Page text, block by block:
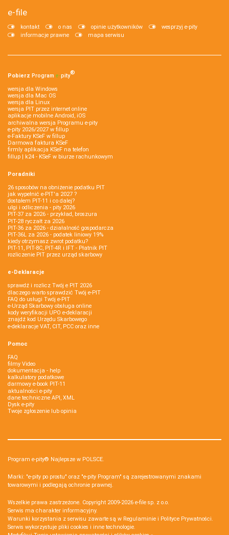
e-file
kontakt o nas opinie użytkowników
wesprzyj e-pity
informacje prawne
mapa serwisu
Pobierz Program e‑pity®
wersja dla Windows
wersja dla Mac OS
wersja dla Linux
wersja PIT przez internet online
aplikacje mobilne Android, iOS
archiwalna wersja Programu e-pity
e-pity 2026/2027 w fillup
e‑Faktury KSeF w fillup
Darmowa faktura KSeF
firmly aplikacja KSeF na telefon
fillup | k24 - KSeF w biurze rachunkowym
Poradniki
26 sposobów na obniżenie podatku PIT
jak wypełnić e-PIT'a 2027 ?
dostałem PIT-11 i co dalej?
ulgi i odliczenia - pity 2026
PIT-37 za 2026 - przykład, broszura
PIT-28 ryczałt za 2026
PIT-36 za 2026 - działalność gospodarcza
PIT-36L za 2026 - podatek liniowy 19%
kiedy otrzymasz zwrot podatku?
PIT-11, PIT-8C, PIT-4R i IFT - Płatnik PIT
rozliczenie PIT przez urząd skarbowy
e-Deklaracje
sprawdź i rozlicz Twój e PIT 2026
dlaczego warto sprawdzić Twój e-PIT
FAQ do usługi Twój e-PIT
e-Urząd Skarbowy obsługa online
kody weryfikacji UPO e-deklaracji
znajdź kod Urzędu Skarbowego
e-deklaracje VAT, CIT, PCC oraz inne
Pomoc
FAQ
filmy Video
dokumentacja - help
kalkulatory podatkowe
darmowy e-book PIT-11
aktualności e-pity
dane techniczne API, XML
Dysk e-pity
Twoje zgłoszenie lub opinia
Program e-pity® Najlepsze w POLSCE.
Marki: "e-pity po prostu" oraz "e-pity Program" są zarejestrowanymi znakami
towarowymi i podlegają ochronie prawnej.
Wszelkie prawa zastrzeżone. Copyright 2009-2026 e-file sp. z o.o.
Serwis ma charakter informacyjny.
Warunki korzystania z serwisu zawarte są w Regulaminie i Polityce Prywatności.
Serwis wykorzystuje pliki cookies i inne technologie.